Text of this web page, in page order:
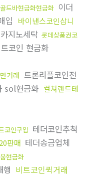
골드바현금화현금화 이더
입
바이낸스코인삽니
카지노세탁 롯데상품권코
코인 현금화
거래 트론리플코인전
sol현금화 컬쳐랜드테
코인구입 테더코인추척
판매 테더송금업체
현금화
행 비트코인퀵거래